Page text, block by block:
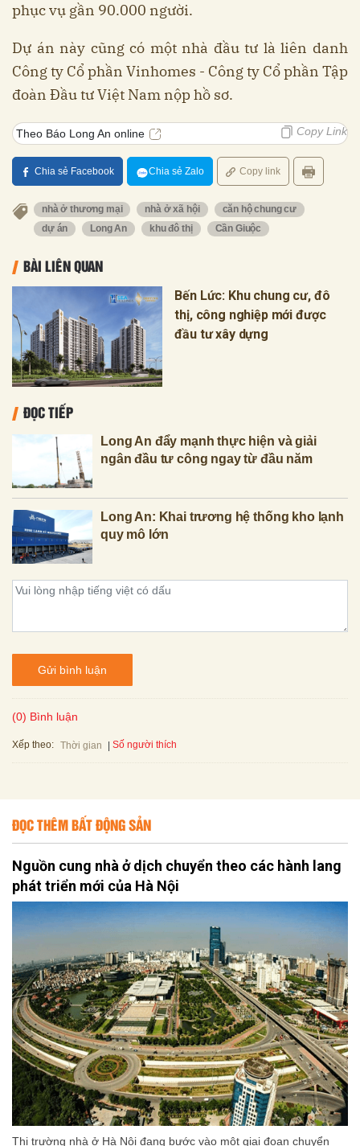
phục vụ gần 90.000 người.
Dự án này cũng có một nhà đầu tư là liên danh
Công ty Cổ phần Vinhomes - Công ty Cổ phần Tập
đoàn Đầu tư Việt Nam nộp hồ sơ.
Theo Báo Long An online Copy Link
Chia sẻ Facebook Chia sẻ Zalo Copy link
nhà ở thương mại nhà ở xã hội
căn hộ chung cư
dự án
Long An khu đô thị Cần Giuộc
BÀI LIÊN QUAN
Bến Lức: Khu chung cư, đô
thị, công nghiệp mới được
đầu tư xây dựng
ĐỌC TIẾP
Long An đẩy mạnh thực hiện và giải
ngân đầu tư công ngay từ đầu năm
Long An: Khai trương hệ thống kho lạnh
quy mô lớn
Gửi bình luận
(0) Bình luận
Xếp theo: Thời gian Số người thích
ĐỌC THÊM BẤT ĐỘNG SẢN
Nguồn cung nhà ở dịch chuyển theo các hành lang
phát triển mới của Hà Nội
Thị trường nhà ở Hà Nội đang bước vào một giai đoạn chuyển